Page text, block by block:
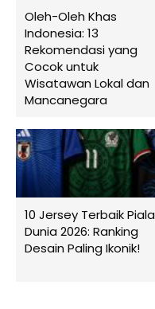
Oleh-Oleh Khas
Indonesia: 13
Rekomendasi yang
Cocok untuk
Wisatawan Lokal dan
Mancanegara
10 Jersey Terbaik Piala
Dunia 2026: Ranking
Desain Paling Ikonik!